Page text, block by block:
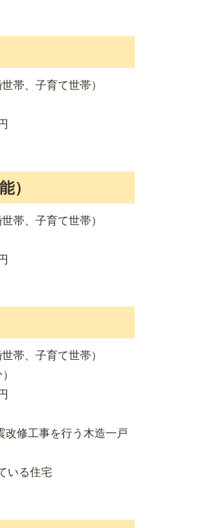
帯、子育て世帯）
）
帯、子育て世帯）
帯、子育て世帯）
修工事を行う木造一戸
いる住宅